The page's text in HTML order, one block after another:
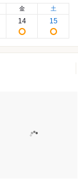
金
14
土
15